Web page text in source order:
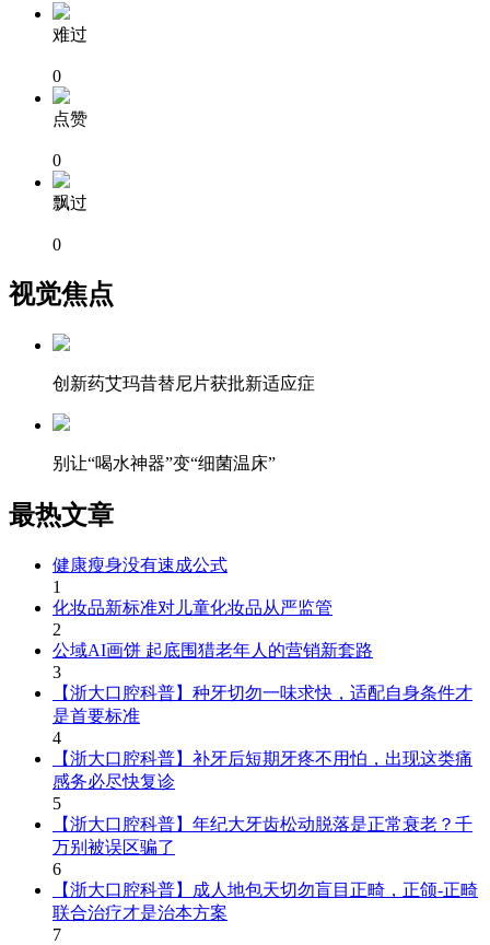
难过
0
点赞
0
飘过
0
视觉焦点
创新药艾玛昔替尼片获批新适应症
别让“喝水神器”变“细菌温床”
最热文章
健康瘦身没有速成公式
1
化妆品新标准对儿童化妆品从严监管
2
公域AI画饼 起底围猎老年人的营销新套路
3
【浙大口腔科普】种牙切勿一味求快，适配自身条件才
是首要标准
4
【浙大口腔科普】补牙后短期牙疼不用怕，出现这类痛
感务必尽快复诊
5
【浙大口腔科普】年纪大牙齿松动脱落是正常衰老？千
万别被误区骗了
6
【浙大口腔科普】成人地包天切勿盲目正畸，正颌‑正畸
联合治疗才是治本方案
7